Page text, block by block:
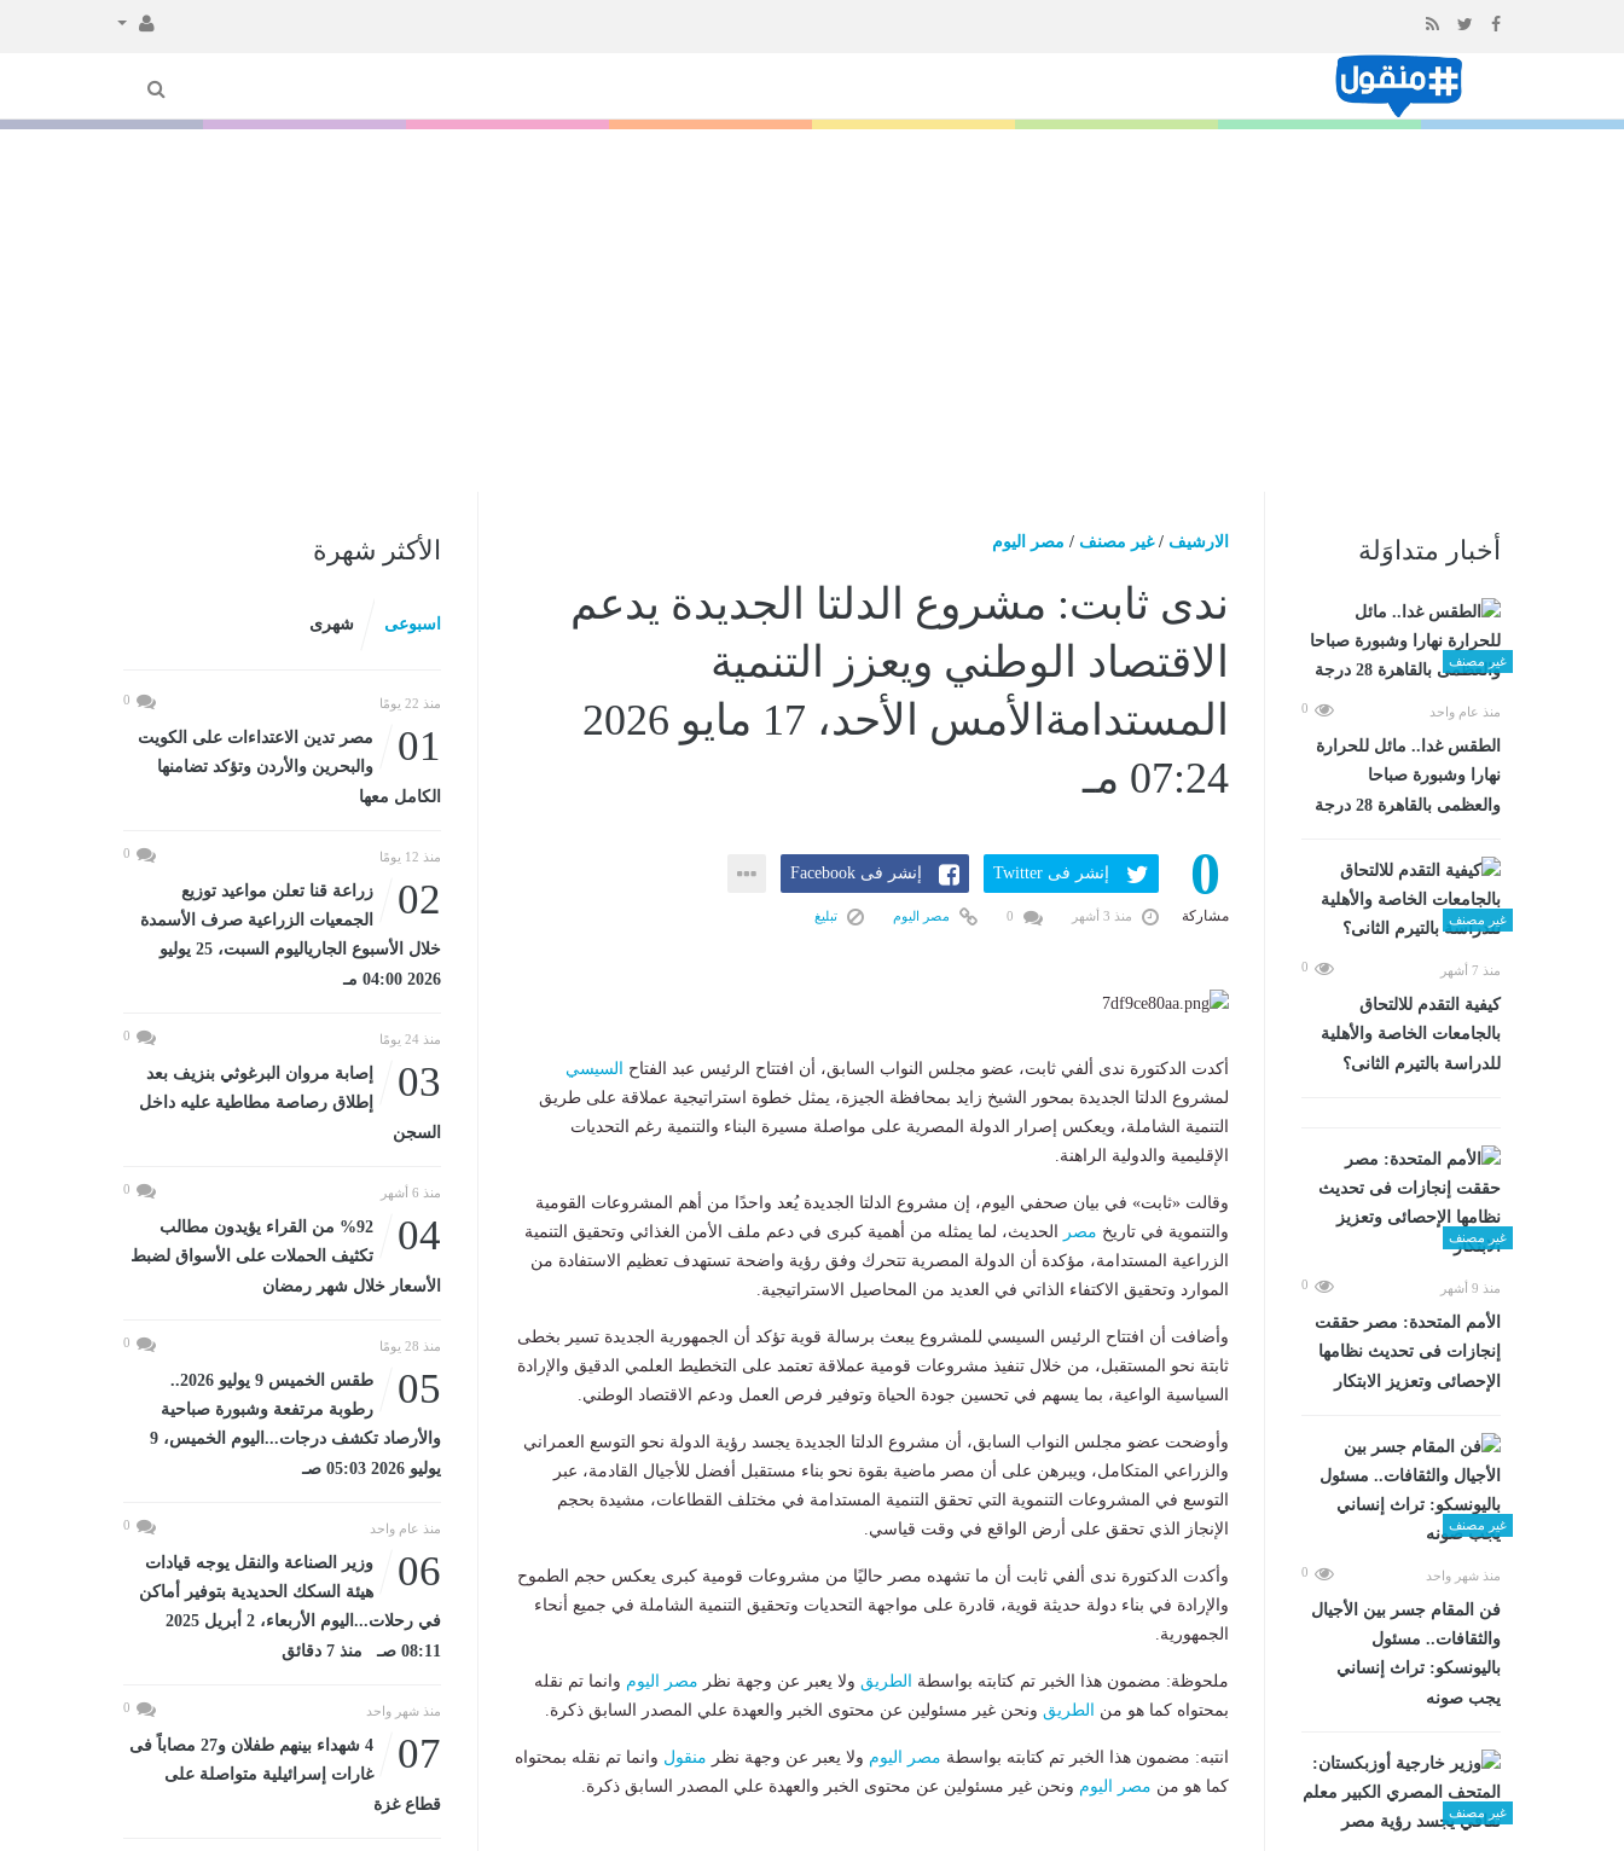
المحتوى
أخبار متداوَلة
غير مصنف
منذ عام واحد 0
الطقس غدا.. مائل للحرارة
نهارا وشبورة صباحا
والعظمى بالقاهرة 28 درجة
غير مصنف
منذ 7 أشهر 0
كيفية التقدم للالتحاق
بالجامعات الخاصة والأهلية
للدراسة بالتيرم الثانى؟
غير مصنف
منذ 9 أشهر 0
الأمم المتحدة: مصر حققت
إنجازات فى تحديث نظامها
الإحصائى وتعزيز الابتكار
غير مصنف
منذ شهر واحد 0
فن المقام جسر بين الأجيال
والثقافات.. مسئول
باليونسكو: تراث إنساني
يجب صونه
غير مصنف
الارشيف /غير مصنف / مصر اليوم
ندى ثابت: مشروع الدلتا الجديدة يدعم
الاقتصاد الوطني ويعزز التنمية
المستدامةالأمس الأحد، 17 مايو 2026
07:24 مـ
0
مشاركة
إنشر فى Twitter إنشر فى Facebook
منذ 3 أشهر مصر اليوم تبليغ
أكدت الدكتورة ندى ألفي ثابت، عضو مجلس النواب السابق، أن افتتاح الرئيس عبد الفتاح
السيسي
لمشروع الدلتا الجديدة بمحور الشيخ زايد بمحافظة الجيزة، يمثل خطوة استراتيجية عملاقة على طريق
التنمية الشاملة، ويعكس إصرار الدولة المصرية على مواصلة مسيرة البناء والتنمية رغم التحديات
الإقليمية والدولية الراهنة.
وقالت «ثابت» في بيان صحفي اليوم، إن مشروع الدلتا الجديدة يُعد واحدًا من أهم المشروعات القومية
والتنموية في تاريخ مصر
الحديث، لما يمثله من أهمية كبرى في دعم ملف الأمن الغذائي وتحقيق التنمية
الزراعية المستدامة، مؤكدة أن الدولة المصرية تتحرك وفق رؤية واضحة تستهدف تعظيم الاستفادة من
الموارد وتحقيق الاكتفاء الذاتي في العديد من المحاصيل الاستراتيجية.
وأضافت أن افتتاح الرئيس السيسي للمشروع يبعث برسالة قوية تؤكد أن الجمهورية الجديدة تسير بخطى
ثابتة نحو المستقبل، من خلال تنفيذ مشروعات قومية عملاقة تعتمد على التخطيط العلمي الدقيق والإرادة
السياسية الواعية، بما يسهم في تحسين جودة الحياة وتوفير فرص العمل ودعم الاقتصاد الوطني.
وأوضحت عضو مجلس النواب السابق، أن مشروع الدلتا الجديدة يجسد رؤية الدولة نحو التوسع العمراني
والزراعي المتكامل، ويبرهن على أن مصر ماضية بقوة نحو بناء مستقبل أفضل للأجيال القادمة، عبر
التوسع في المشروعات التنموية التي تحقق التنمية المستدامة في مختلف القطاعات، مشيدة بحجم
الإنجاز الذي تحقق على أرض الواقع في وقت قياسي.
وأكدت الدكتورة ندى ألفي ثابت أن ما تشهده مصر حاليًا من مشروعات قومية كبرى يعكس حجم الطموح
والإرادة في بناء دولة حديثة قوية، قادرة على مواجهة التحديات وتحقيق التنمية الشاملة في جميع أنحاء
الجمهورية.
ملحوظة: مضمون هذا الخبر تم كتابته بواسطة الطريق ولا يعبر عن وجهة نظر مصر اليوم وانما تم نقله
بمحتواه كما هو من
الطريق ونحن غير مسئولين عن محتوى الخبر والعهدة علي المصدر السابق ذكرة.
انتبه: مضمون هذا الخبر تم كتابته بواسطة مصر اليوم ولا يعبر عن وجهة نظر منقول وانما تم نقله بمحتواه
كما هو من مصر اليوم ونحن غير مسئولين عن محتوى الخبر والعهدة علي المصدر السابق ذكرة.
الأكثر شهرة
اسبوعى شهرى
منذ 22 يومًا 0
01
مصر تدين الاعتداءات على الكويت
والبحرين والأردن وتؤكد تضامنها
الكامل معها
منذ 12 يومًا 0
02
زراعة قنا تعلن مواعيد توزيع
الجمعيات الزراعية صرف الأسمدة
خلال الأسبوع الجارياليوم السبت، 25 يوليو
2026 04:00 مـ
منذ 24 يومًا 0
03
إصابة مروان البرغوثي بنزيف بعد
إطلاق رصاصة مطاطية عليه داخل
السجن
منذ 6 أشهر 0
04
%92 من القراء يؤيدون مطالب
تكثيف الحملات على الأسواق لضبط
الأسعار خلال شهر رمضان
منذ 28 يومًا 0
05
طقس الخميس 9 يوليو 2026..
رطوبة مرتفعة وشبورة صباحية
والأرصاد تكشف درجات...اليوم الخميس، 9
يوليو 2026 05:03 صـ
منذ عام واحد 0
06
وزير الصناعة والنقل يوجه قيادات
هيئة السكك الحديدية بتوفير أماكن
في رحلات...اليوم الأربعاء، 2 أبريل 2025
08:11 صـ منذ 7 دقائق
منذ شهر واحد 0
07
4 شهداء بينهم طفلان و27 مصاباً فى
غارات إسرائيلية متواصلة على
قطاع غزة